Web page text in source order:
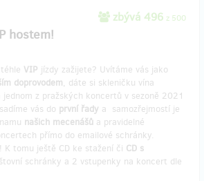
zbývá 496 z 500
hostem!
VIP jízdy zažijete? Uvítáme vás jako
doprovodem, dáte si skleničku vína
z pražských koncertů v sezoně 2021
vás do první řady a samozřejmostí je
našich mecenášů a pravidelné
přímo do emailové schránky.
K tomu ještě CD ke stažení či CD s
schránky a 2 vstupenky na koncert dle